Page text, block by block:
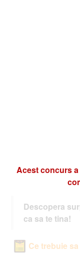
Acest concurs a
Descopera
ca sa te tina!
Ce trebuie sa